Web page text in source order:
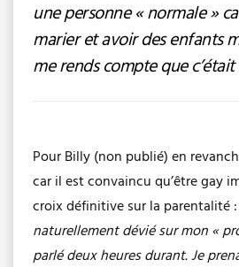
une personne « normale »
marier et avoir des enfants
me rends compte que
Pour Billy (non publié) en
car il est convaincu qu’être gay
croix définitive sur la parentalité :
naturellement dévié sur mon «
parlé deux heures durant. Je